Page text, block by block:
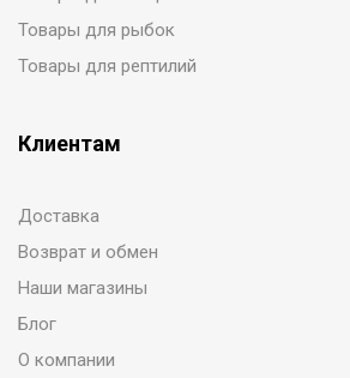
Товары для рыбок
Товары для рептилий
Клиентам
Доставка
Возврат и обмен
Наши магазины
Блог
О компании